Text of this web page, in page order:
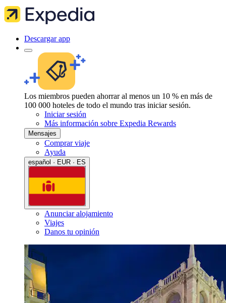
Descargar app
Los miembros pueden ahorrar al menos un 10 % en más de
100 000 hoteles de todo el mundo tras iniciar sesión.
Iniciar sesión
Más información sobre Expedia Rewards
Mensajes
Comprar viaje
Ayuda
español · EUR · ES
Anunciar alojamiento
Viajes
Danos tu opinión